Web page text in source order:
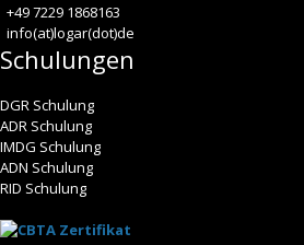
+49 7229 1868163
info(at)logar(dot)de
Schulungen
DGR Schulung
ADR Schulung
IMDG Schulung
ADN Schulung
RID Schulung